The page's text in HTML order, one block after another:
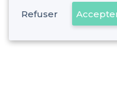
Refuser